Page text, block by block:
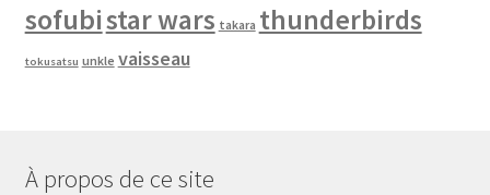
sofubistar wars takara thunderbirds
tokusatsu unkle vaisseau
À propos de ce site